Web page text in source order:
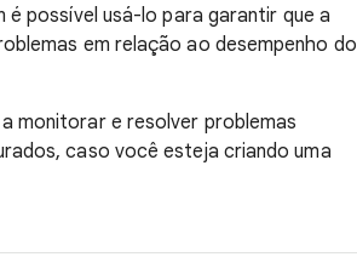
possível usá-lo para garantir que a
em relação ao desempenho do
monitorar e resolver problemas
caso você esteja criando uma